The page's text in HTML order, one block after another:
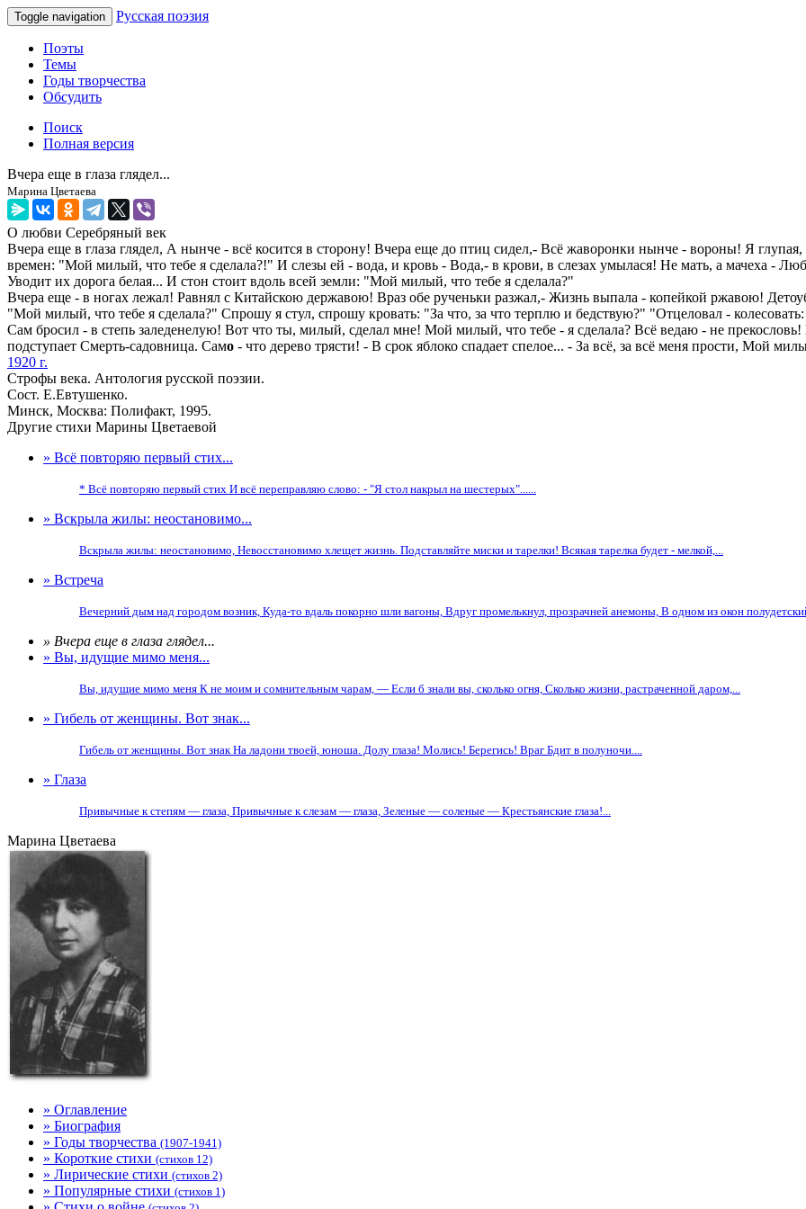
Toggle navigation Русская поэзия
Поэты
Темы
Годы творчества
Обсудить
Поиск
Полная версия
Вчера еще в глаза глядел...
Марина Цветаева
О любви Серебряный век
Вчера еще в глаза глядел, А нынче - всё косится в сторону! Вчера еще до птиц сидел,- Всё жаворонки нынче - вороны! Я
времен: "Мой милый, что тебе я сделала?!" И слезы ей - вода, и кровь - Вода,- в крови, в слезах умылася! Не мать, а мачеха -
Уводит их дорога белая... И стон стоит вдоль всей земли: "Мой милый, что тебе я сделала?"
Вчера еще - в ногах лежал! Равнял с Китайскою державою! Враз обе рученьки разжал,- Жизнь выпала - копейкой ржавою!
"Мой милый, что тебе я сделала?" Спрошу я стул, спрошу кровать: "За что, за что терплю и бедствую?" "Отцеловал -
Сам бросил - в степь заледенелую! Вот что ты, милый, сделал мне! Мой милый, что тебе - я сделала? Всё ведаю - не
подступает Смерть-садовница. Самo - что дерево трясти! - В срок яблоко спадает спелое... - За всё, за всё меня прости, Мой
1920 г.
Строфы века. Антология русской поэзии.
Сост. Е.Евтушенко.
Минск, Москва: Полифакт, 1995.
Другие стихи Марины Цветаевой
» Всё повторяю первый стих...
* Всё повторяю первый стих И всё переправляю слово: - "Я стол накрыл на шестерых"......
» Вскрыла жилы: неостановимо...
Вскрыла жилы: неостановимо, Невосстановимо хлещет жизнь. Подставляйте миски и тарелки! Всякая тарелка будет - мелкой,...
» Встреча
Вечерний дым над городом возник, Куда-то вдаль покорно шли вагоны, Вдруг промелькнул, прозрачней анемоны, В одном из окон
» Вчера еще в глаза глядел...
» Вы, идущие мимо меня...
Вы, идущие мимо меня К не моим и сомнительным чарам, — Если б знали вы, сколько огня, Сколько жизни, растраченной даром,...
» Гибель от женщины. Вот знак...
Гибель от женщины. Вот знак На ладони твоей, юноша. Долу глаза! Молись! Берегись! Враг Бдит в полуночи....
» Глаза
Привычные к степям — глаза, Привычные к слезам — глаза, Зеленые — соленые — Крестьянские глаза!...
Марина Цветаева
» Оглавление
» Биография
» Годы творчества (1907-1941)
» Короткие стихи (стихов 12)
» Лирические стихи (стихов 2)
» Популярные стихи (стихов 1)